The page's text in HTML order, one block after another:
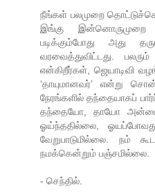
நீங்கள் பலமுறை
இங்கு இன்னொருமுறை
படிக்கும்போது அது
வரவைத்துவிட்டது.
என்கிறீர்கள், ஜெயாடிவி
‘தாயுமானவர்’ என்று
நேரங்களில் தந்தையாகப்
தந்தையோ, தாயோ
ஓய்ந்ததில்லை,
வேறுபாடுமில்லை. நம்
நமக்கென்றும் பஞ்சமில்லை.
- செந்தில்.